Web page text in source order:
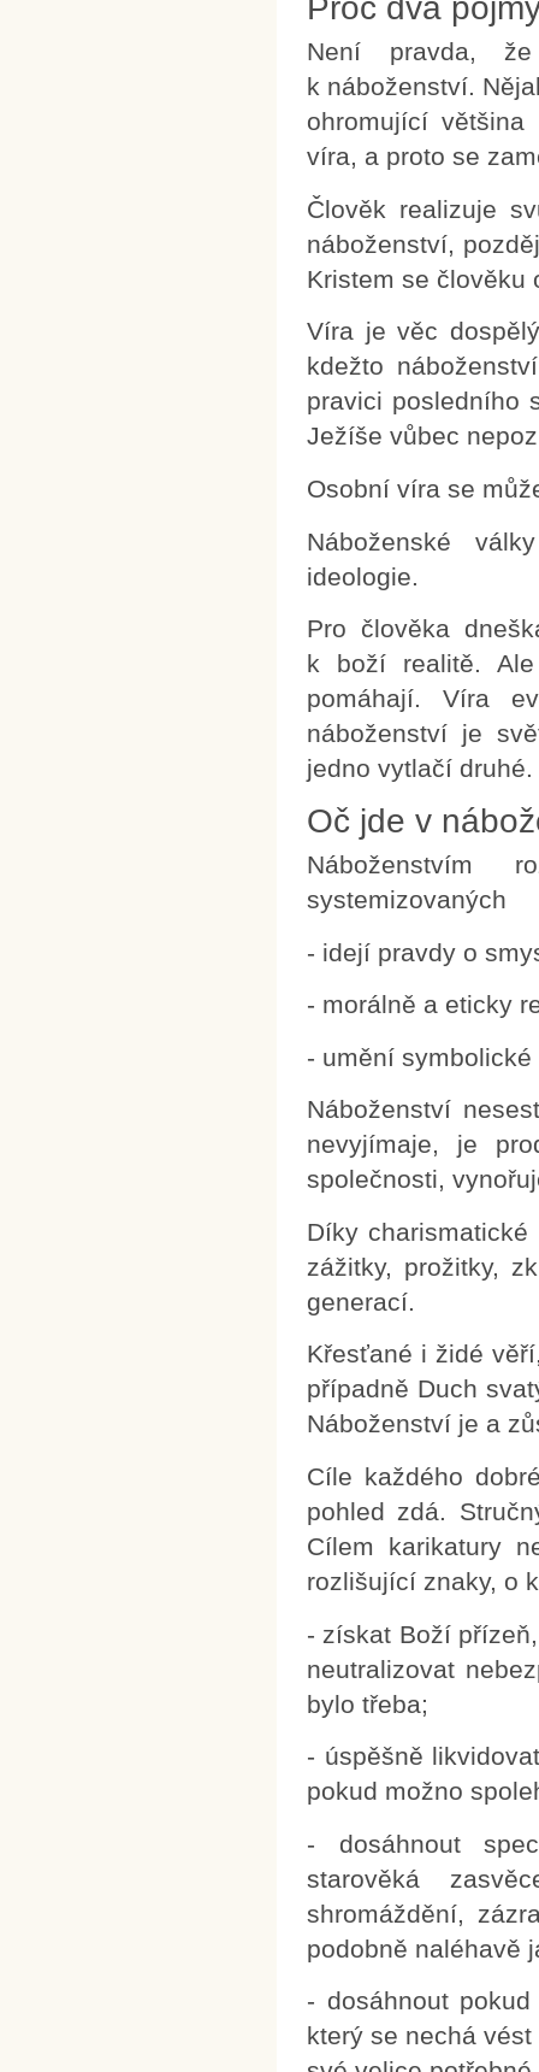
Proč dva
Není pravda,
k náboženství.
ohromující
víra, a proto se
Člověk realizuje
náboženství,
Kristem se člověku
Víra je věc
kdežto
pravici posledního
Ježíše vůbec
Osobní víra se
Náboženské
ideologie.
Pro člověka
k boží realitě.
pomáhají. Víra
náboženství je
jedno vytlačí druhé.
Oč jde v
Náboženstvím
systemizovaných
- idejí pravdy o
- morálně a eticky
- umění
Náboženství
nevyjímaje, je
společnosti,
Díky
zážitky, prožitky,
generací.
Křesťané i židé
případně Duch
Náboženství je a
Cíle každého
pohled zdá.
Cílem karikatury
rozlišující znaky, o
- získat Boží
neutralizovat
bylo třeba;
- úspěšně
pokud možno
- dosáhnout
starověká
shromáždění,
podobně naléhavě
- dosáhnout
který se nechá